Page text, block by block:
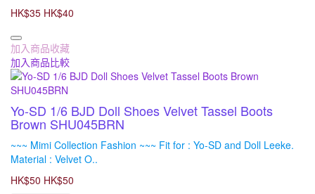
HK$35 HK$40
加入商品收藏
加入商品比較
Yo-SD 1/6 BJD Doll Shoes Velvet Tassel Boots
Brown SHU045BRN
~~~ Mimi Collection Fashion ~~~ Fit for : Yo-SD and Doll Leeke.
Material : Velvet O..
HK$50 HK$50